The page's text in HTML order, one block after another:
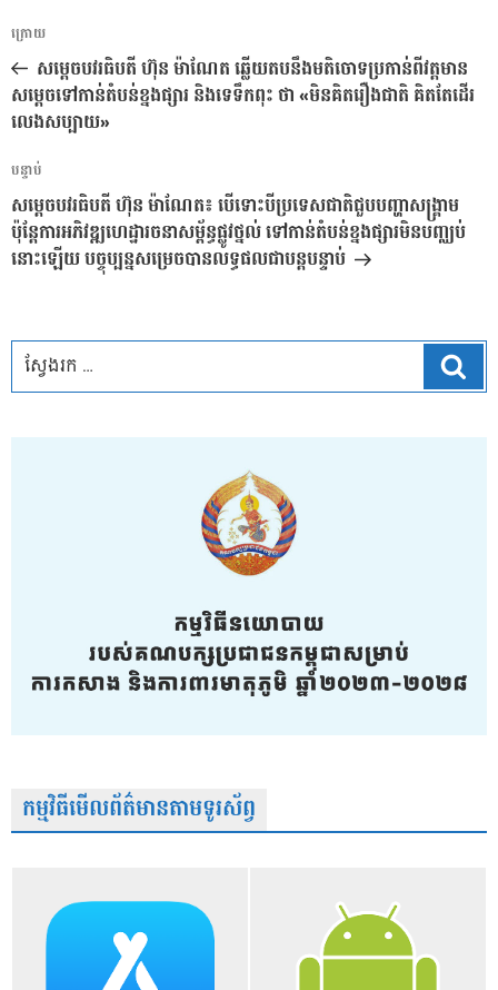
ការ​
នាំទិស​
ប្រកាស
អត្ថបទ
មុន
ក្រោយ
សម្ដេចបវរធិបតី ហ៊ុន ម៉ាណែត ឆ្លើយតបនឹងមតិចោទប្រកាន់ពីវត្តមាន
សម្ដេចទៅកាន់តំបន់ខ្នងផ្សារ និងទេទឹកពុះ ថា «មិនគិតរឿងជាតិ គិតតែដើរ
លេងសប្បាយ»
អត្ថបទ
បន្ទាប់
បន្ទាប់
សម្ដេចបវរធិបតី ហ៊ុន ម៉ាណែត៖ បើទោះបីប្រទេសជាតិជួបបញ្ហាសង្គ្រាម
ប៉ុន្ដែការអភិវឌ្ឍហេដ្ឋារចនាសម្ព័ន្ធផ្លូវថ្នល់ ទៅកាន់តំបន់ខ្នងផ្សារមិនបញ្ឈប់
នោះឡើយ បច្ចុប្បន្នសម្រេចបានលទ្ធផលជាបន្ដបន្ទាប់
កម្មវិធីមើលព័ត៌មានតាមទូរស័ព្វ